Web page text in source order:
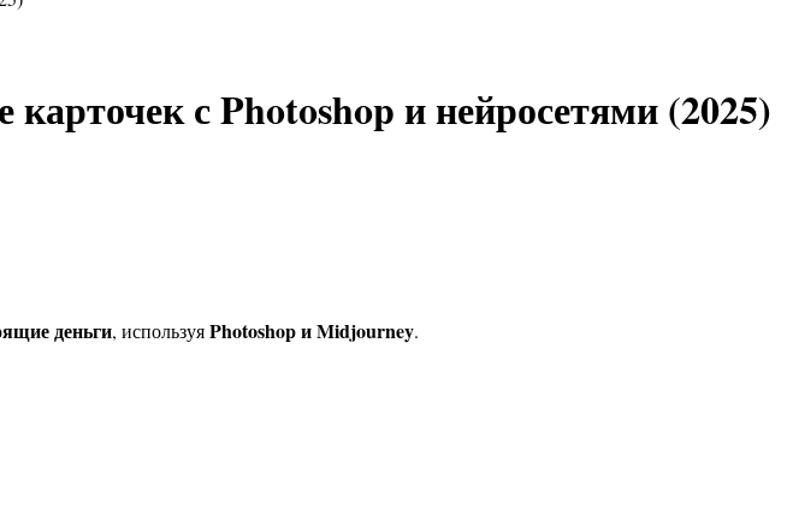
с Photoshop и нейросетями (2025)
деньги, используяPhotoshop и Midjourney.